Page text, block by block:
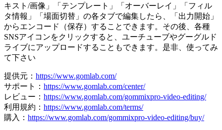
キスト/画像」「テンプレート」「オーバーレイ」「フィル
タ情報」「場面切替」の各タブで編集したら、「出力開始」
からエンコード（保存）することできます。その後、各種
SNSアイコンをクリックすると、ユーチューブやグーグルド
ライブにアップロードすることもできます。是非、使ってみ
て下さい
提供元： https://www.gomlab.com/
サポート： https://www.gomlab.com/center/
レビュー： https://www.gomlab.com/gommixpro-video-editing/
利用規約： https://www.gomlab.com/terms/
購入： https://www.gomlab.com/gommixpro-video-editing/buy/